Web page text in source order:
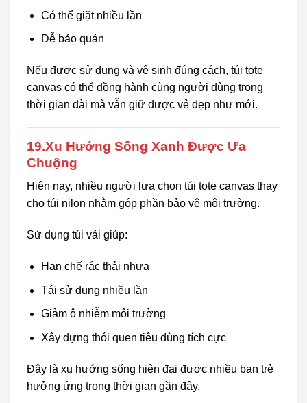
Có thể giặt nhiều lần
Dễ bảo quản
Nếu được sử dụng và vệ sinh đúng cách, túi tote
canvas có thể đồng hành cùng người dùng trong
thời gian dài mà vẫn giữ được vẻ đẹp như mới.
19.Xu Hướng Sống Xanh Được Ưa
Chuộng
Hiện nay, nhiều người lựa chọn túi tote canvas thay
cho túi nilon nhằm góp phần bảo vệ môi trường.
Sử dụng túi vải giúp:
Hạn chế rác thải nhựa
Tái sử dụng nhiều lần
Giảm ô nhiễm môi trường
Xây dựng thói quen tiêu dùng tích cực
Đây là xu hướng sống hiện đại được nhiều bạn trẻ
hưởng ứng trong thời gian gần đây.